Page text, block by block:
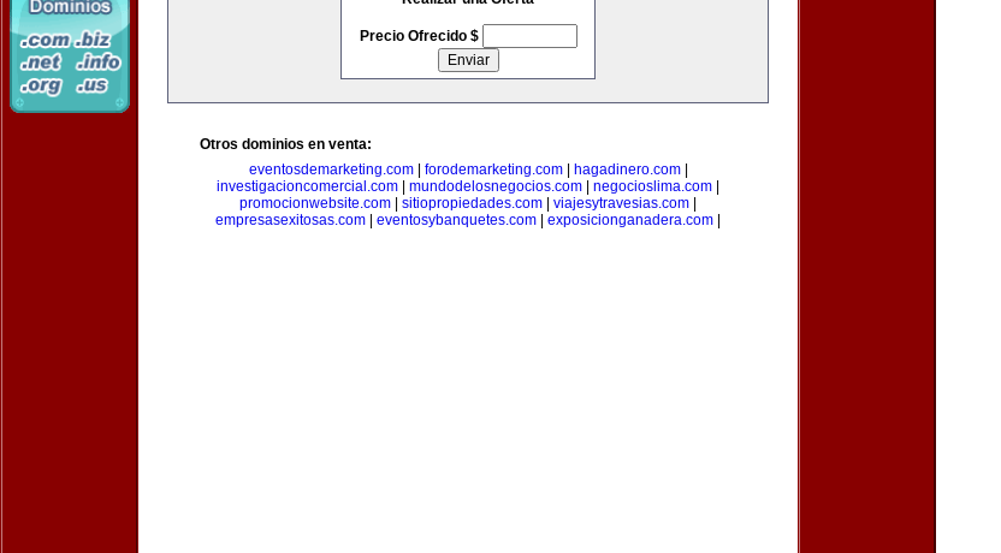
Precio Ofrecido $
Otros dominios en venta:
eventosdemarketing.com| forodemarketing.com| hagadinero.com|
investigacioncomercial.com
mundodelosnegocios.com negocioslima.com
promocionwebsite.com
sitiopropiedades.com viajesytravesias.com
empresasexitosas.com
eventosybanquetes.com exposicionganadera.com